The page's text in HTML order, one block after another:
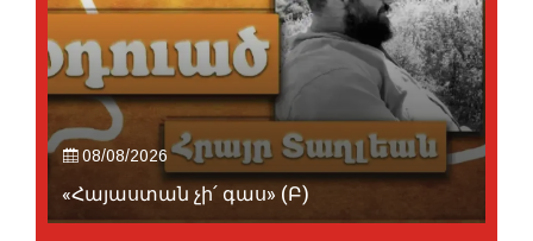
08/08/2026
«Հայաստան չի՛ գաս» (Բ)